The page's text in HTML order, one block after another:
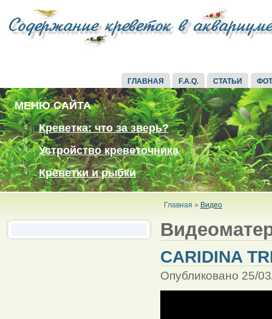
ГЛАВНАЯ F.A.Q. СТАТЬИ
МЕНЮ САЙТА
Креветка: что за зверь?
Устройство креветочника
Креветки и рыбки
Главная » Видео
CARIDINA
Опубликовано 25/